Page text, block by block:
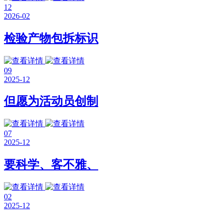
12
2026-02
检验产物包拆标识
09
2025-12
但愿为活动员创制
07
2025-12
要科学、客不雅、
02
2025-12